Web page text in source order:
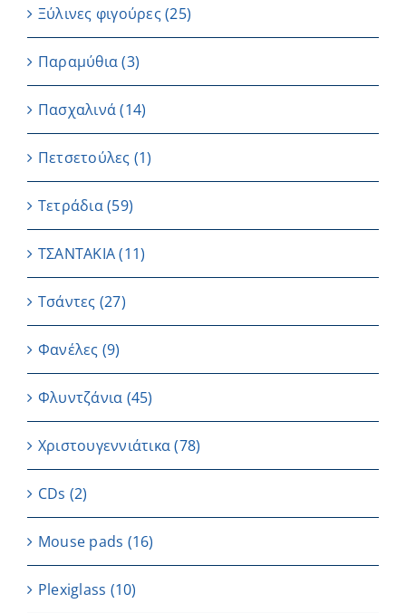
Ξύλινες φιγούρες(25)
Παραμύθια (3)
Πασχαλινά (14)
Πετσετούλες (1)
Τετράδια(59)
ΤΣΑΝΤΑΚΙΑ (11)
Τσάντες (27)
Φανέλες (9)
Φλυντζάνια (45)
Χριστουγεννιάτικα(78)
CDs (2)
Μouse pads (16)
Plexiglass (10)